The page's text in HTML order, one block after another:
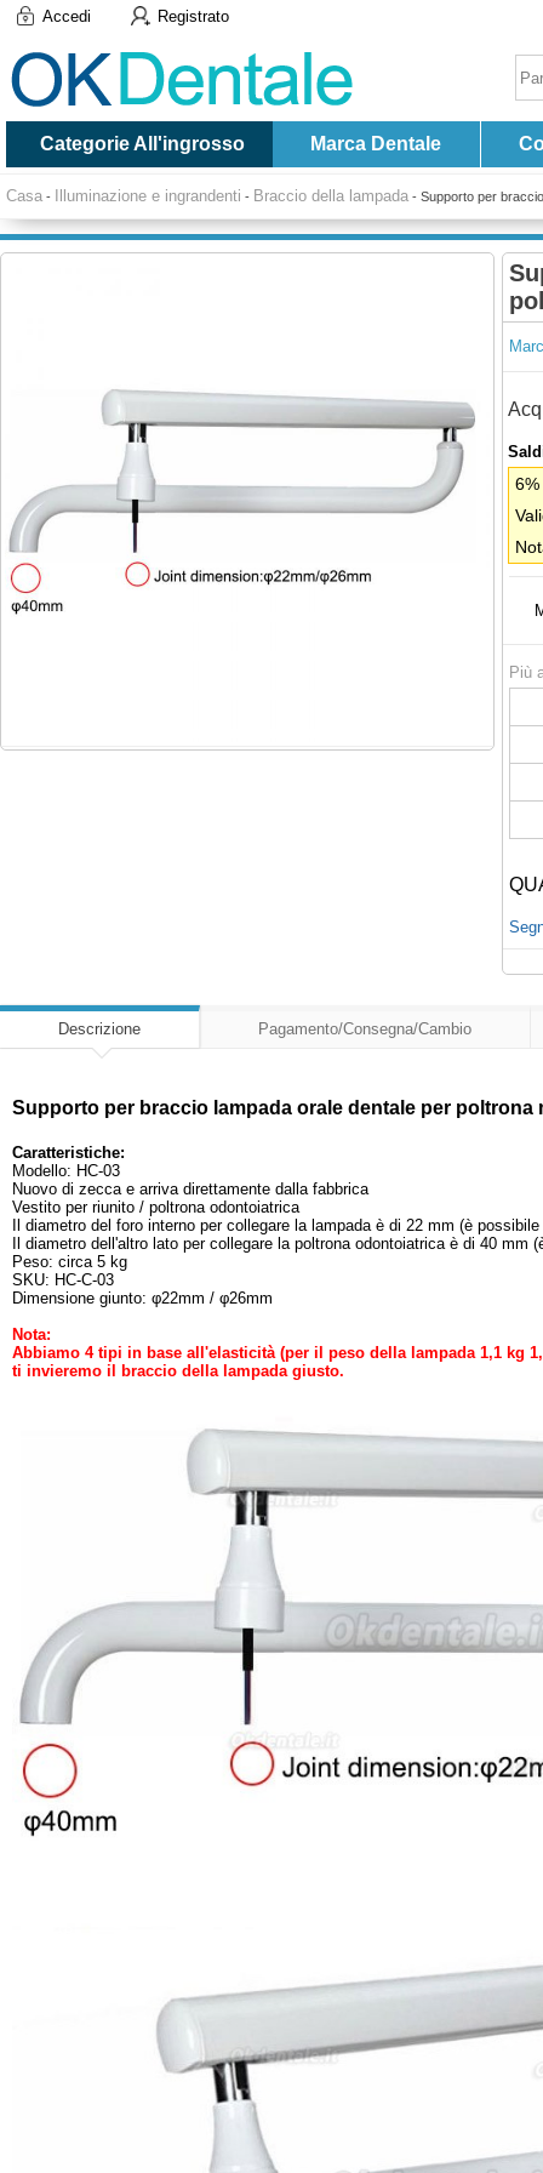
Accedi Registrato
Categorie All'ingrosso Marca Dentale
Casa - Illuminazione e ingrandenti - Braccio della lampada - Supporto per
Più
Descrizione Pagamento/Consegna/Cambio
Supporto per braccio lampada orale dentale per poltrona
Caratteristiche:
Modello: HC-03
Nuovo di zecca e arriva direttamente dalla fabbrica
Vestito per riunito / poltrona odontoiatrica
Il diametro del foro interno per collegare la lampada è di 22 mm (è
Il diametro dell'altro lato per collegare la poltrona odontoiatrica è di 40 mm
Peso: circa 5 kg
SKU: HC-C-03
Dimensione giunto: φ22mm / φ26mm
Nota:
Abbiamo 4 tipi in base all'elasticità (per il peso della lampada 1,1 kg
ti invieremo il braccio della lampada giusto.